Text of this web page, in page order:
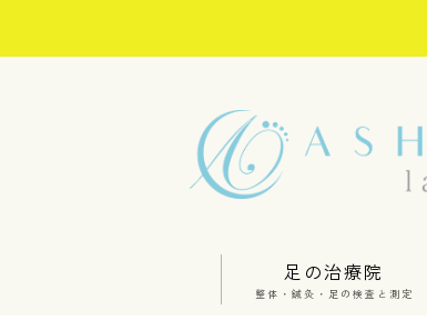
足の治療院
整体・鍼灸・足の検査と測定